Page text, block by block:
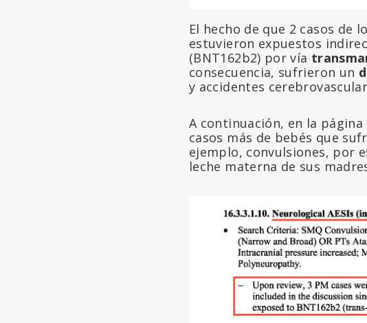
El hecho de que 2 casos de
estuvieron expuestos
(BNT162b2) por vía
consecuencia, sufrieron un
y accidentes
A continuación, en la
casos más de bebés que
ejemplo, convulsiones, por
leche materna de sus